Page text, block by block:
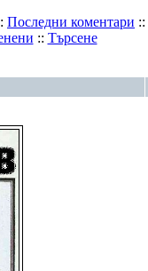
Последни коментари ::
:: Търсене